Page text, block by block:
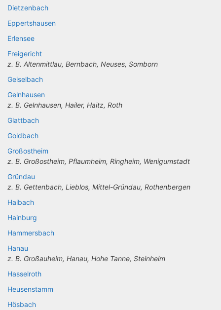
Dietzenbach
Eppertshausen
Erlensee
Freigericht
z. B. Altenmittlau, Bernbach, Neuses, Somborn
Geiselbach
Gelnhausen
z. B. Gelnhausen, Hailer, Haitz, Roth
Glattbach
Goldbach
Großostheim
z. B. Großostheim, Pflaumheim, Ringheim, Wenigumstadt
Gründau
z. B. Gettenbach, Lieblos, Mittel-Gründau, Rothenbergen
Haibach
Hainburg
Hammersbach
Hanau
z. B. Großauheim, Hanau, Hohe Tanne, Steinheim
Hasselroth
Heusenstamm
Hösbach